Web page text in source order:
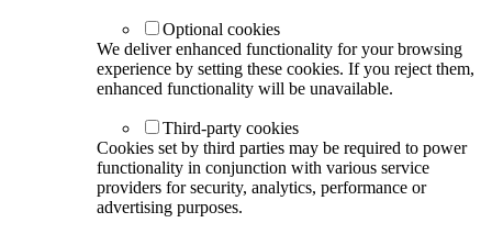
Optional cookies
We deliver enhanced functionality for your browsing
experience by setting these cookies. If you reject them,
enhanced functionality will be unavailable.
Third-party cookies
Cookies set by third parties may be required to power
functionality in conjunction with various service
providers for security, analytics, performance or
advertising purposes.